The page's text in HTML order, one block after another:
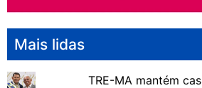
Mais lidas
TRE-MA mantém